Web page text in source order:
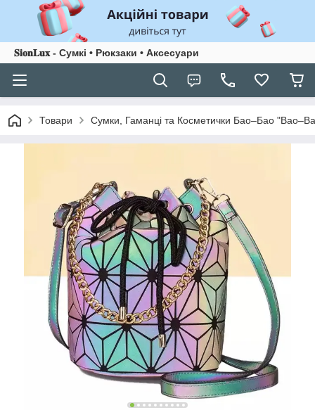
𝐒𝐢𝐨𝐧𝐋𝐮𝐱 - Сумкі • Рюкзаки • Аксесуари
Товари Сумки, Гаманці та Косметички Бао–Бао